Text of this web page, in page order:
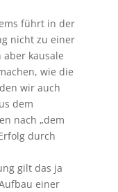
führt in der
nicht zu einer
aber kausale
wie die
wir auch
dem
nach „dem
durch
gilt das ja
einer